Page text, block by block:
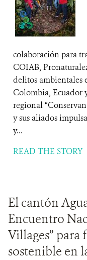
colaboración para
COIAB,
delitos ambientales
Colombia, Ecuador
regional
y sus aliados
y...
READ THE STORY
El cantón
Encuentro
Villages”
sostenible en